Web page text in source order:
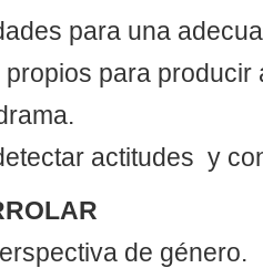
para una
para
actitudes y
de género.